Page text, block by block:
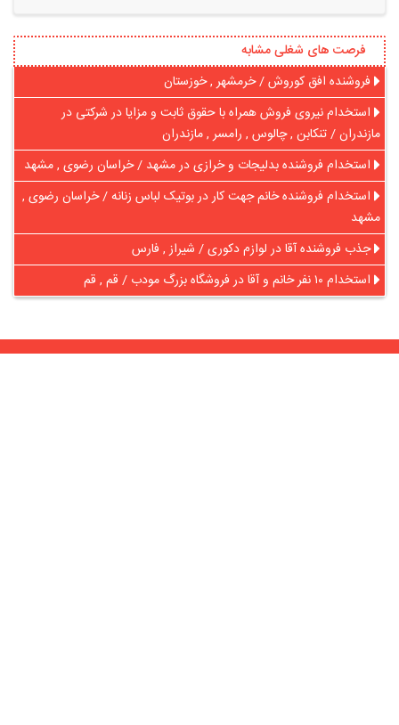
فرصت های شغلی مشابه
فروشنده افق کوروش / خرمشهر , خوزستان
استخدام نیروی فروش همراه با حقوق ثابت و مزایا در شرکتی در
مازندران / تنکابن , چالوس , رامسر , مازندران
استخدام فروشنده بدلیجات و خرازی در مشهد / خراسان رضوی , مشهد
استخدام فروشنده خانم جهت کار در بوتیک لباس زنانه / خراسان رضوی ,
مشهد
جذب فروشنده آقا در لوازم دکوری / شیراز , فارس
استخدام ۱۰ نفر خانم و آقا در فروشگاه بزرگ مودب / قم , قم